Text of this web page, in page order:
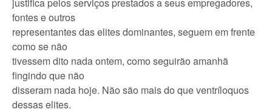
fontes e outros
representantes das elites dominantes, seguem em frente
como se não
tivessem dito nada ontem, como seguirão amanhã
fingindo que não
disseram nada hoje. Não são mais do que ventríloquos
dessas elites.